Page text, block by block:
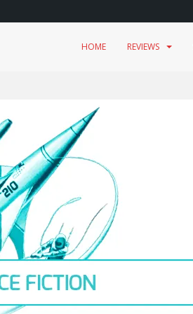
HOME REVIEWS